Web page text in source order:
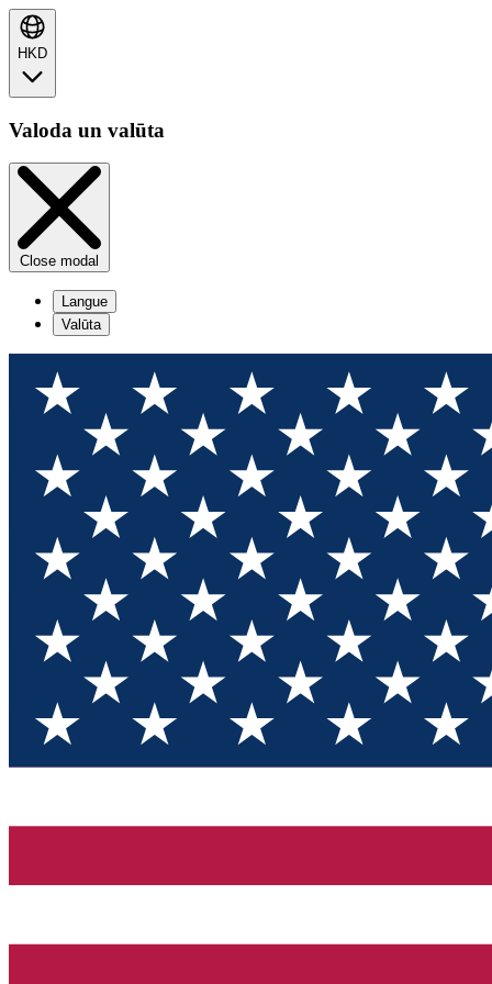
HKD
Valoda un valūta
Close modal
Langue
Valūta